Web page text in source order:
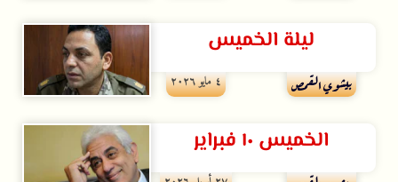
ليلة الخميس
بيشوي القمص ٤ مايو ۲۰۲٦
الخميس ١٠ فبراير